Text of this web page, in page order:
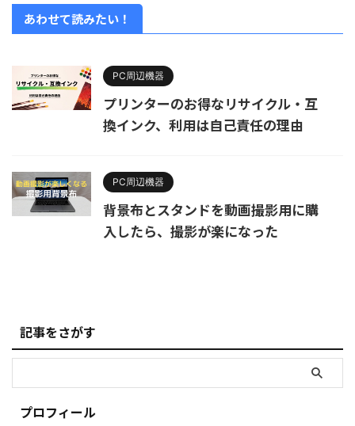
あわせて読みたい！
PC周辺機器
プリンターのお得なリサイクル・互
換インク、利用は自己責任の理由
PC周辺機器
背景布とスタンドを動画撮影用に購
入したら、撮影が楽になった
記事をさがす
プロフィール